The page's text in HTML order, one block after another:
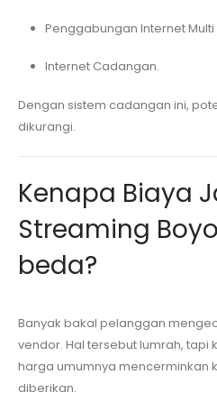
Penggabungan Internet
Internet Cadangan.
Dengan sistem cadangan ini,
dikurangi.
Kenapa Biaya
Streaming
beda?
Banyak bakal pelanggan
vendor. Hal tersebut lumrah, tapi
harga umumnya mencerminkan
diberikan.